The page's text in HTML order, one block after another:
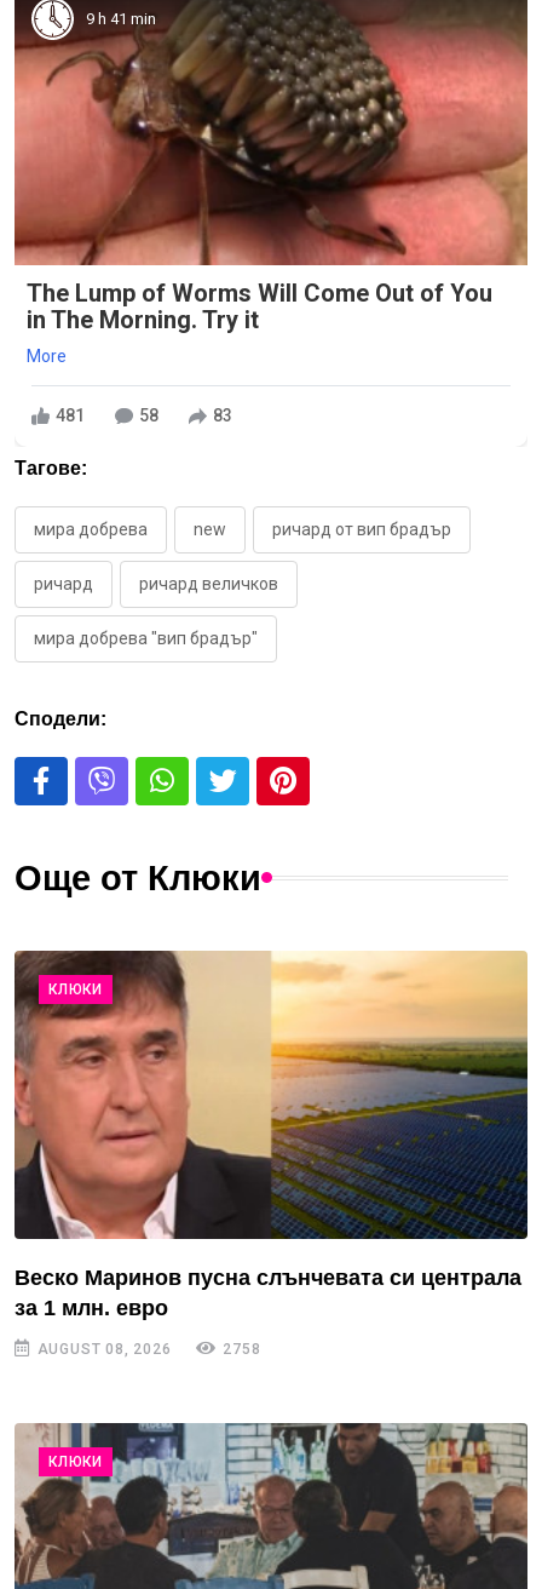
9 h 41 min
The Lump of Worms Will Come Out of You
in The Morning. Try it
More
481 58 83
Тагове:
мира добрева new ричард от вип брадър
ричард ричард величков
мира добрева "вип брадър"
Сподели:
Още от Клюки
КЛЮКИ
Веско Маринов пусна слънчевата си централа
за 1 млн. евро
AUGUST 08, 2026 2758
КЛЮКИ